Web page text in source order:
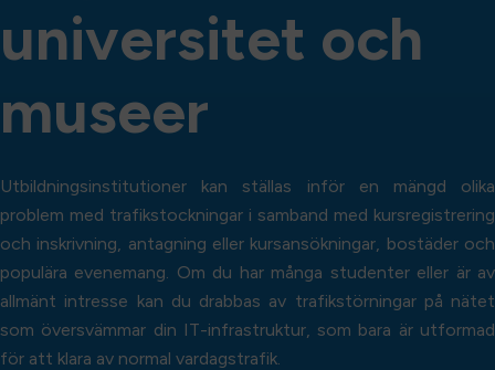
universitet och
museer
Utbildningsinstitutioner kan ställas inför en mängd olika
problem med trafikstockningar i samband med kursregistrering
och inskrivning, antagning eller kursansökningar, bostäder och
populära evenemang. Om du har många studenter eller är av
allmänt intresse kan du drabbas av trafikstörningar på nätet
som översvämmar din IT-infrastruktur, som bara är utformad
för att klara av normal vardagstrafik.